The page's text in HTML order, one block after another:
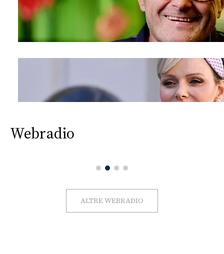
Webradio
ALTRE WEBRADIO